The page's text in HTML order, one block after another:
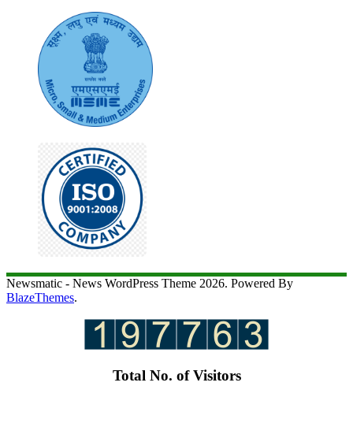
Newsmatic - News WordPress Theme 2026. Powered By
BlazeThemes.
Total No. of Visitors